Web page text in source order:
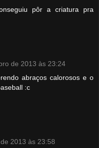
pôr a criatura pra
de 2013 às 23:24
abraços calorosos e o
:c
2013 às 23:58